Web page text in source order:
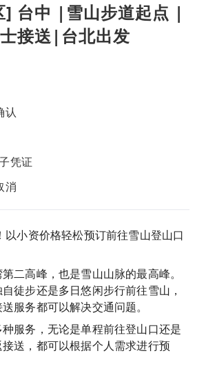
] 台中 |雪山步道起点 |
接送|台北出发
认
凭证
消
以小资价格轻松预订前往雪山登山口
二高峰，也是雪山山脉的最高峰。
徒步还是多日悠闲步行前往雪山，
服务都可以解决交通问题。
服务，无论是单程前往登山口还是
送，都可以根据个人需求进行预